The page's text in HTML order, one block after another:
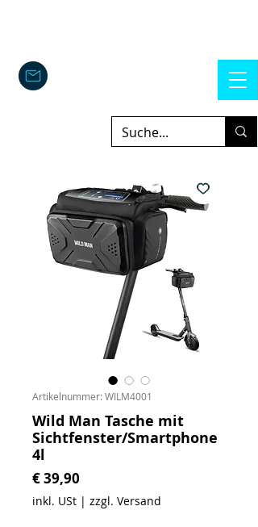
Artikelnummer: WILM4001
Wild Man Tasche mit
Sichtfenster/Smartphone
4l
€ 39,90
inkl. USt | zzgl. Versand